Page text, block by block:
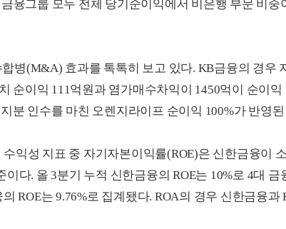
융그룹 모두 전체 당기순이익에서 비은행 부문 비중
병(M&A) 효과를 톡톡히 보고 있다. KB금융의 경우
순이익 111억원과 염가매수차익이 1450억이 순이익
분 인수를 마친 오렌지라이프 순이익 100%가 반영
익성 지표 중 자기자본이익률(ROE)은 신한금융이
다. 올 3분기 누적 신한금융의 ROE는 10%로 4대 금
ROE는 9.76%로 집계됐다. ROA의 경우 신한금융과